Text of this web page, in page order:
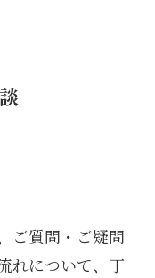
ご質問・ご疑問
れについて、丁